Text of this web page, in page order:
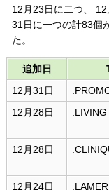
12月23日に二つ、
31日に一つの計83個
た。
追加日
12月31日
12月28日
.LIVING
12月28日
12月24日
.LAMER